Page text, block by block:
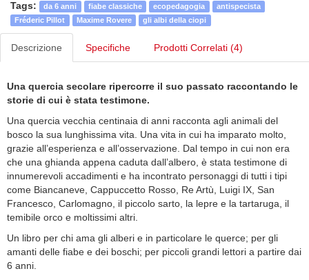
Tags:
da 6 anni fiabe classiche ecopedagogia
antispecista
Fréderic Pillot
Maxime Rovere gli albi della ciopi
Descrizione Specifiche Prodotti Correlati (4)
Una quercia secolare ripercorre il suo passato raccontando le
storie di cui è stata testimone.
Una quercia vecchia centinaia di anni racconta agli animali del
bosco la sua lunghissima vita. Una vita in cui ha imparato molto,
grazie all’esperienza e all’osservazione. Dal tempo in cui non era
che una ghianda appena caduta dall’albero, è stata testimone di
innumerevoli accadimenti e ha incontrato personaggi di tutti i tipi
come Biancaneve, Cappuccetto Rosso, Re Artù, Luigi IX, San
Francesco, Carlomagno, il piccolo sarto, la lepre e la tartaruga, il
temibile orco e moltissimi altri.
Un libro per chi ama gli alberi e in particolare le querce; per gli
amanti delle fiabe e dei boschi; per piccoli grandi lettori a partire dai
6 anni.